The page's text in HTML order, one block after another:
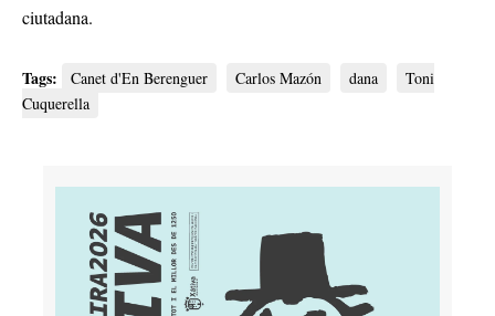
ciutadana.
Tags: Canet d'En Berenguer Carlos Mazón dana
Toni
Cuquerella